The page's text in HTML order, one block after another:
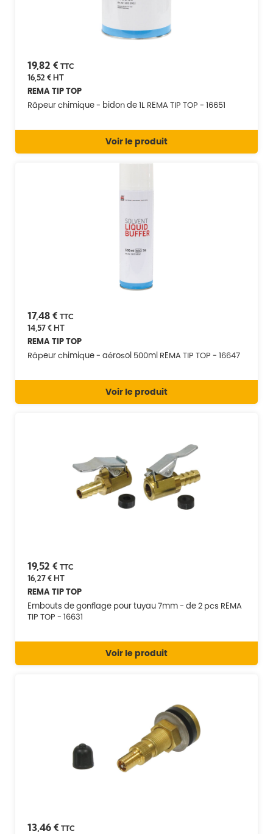
19,82 € TTC
16,52 €HT
REMA TIP TOP
Râpeur chimique - bidon de 1L REMA TIP TOP - 16651
Voir le produit
17,48 € TTC
14,57 €HT
REMA TIP TOP
Râpeur chimique - aérosol 500ml REMA TIP TOP - 16647
Voir le produit
19,52 € TTC
16,27 €HT
REMA TIP TOP
Embouts de gonflage pour tuyau 7mm - de 2 pcs REMA
TIP TOP - 16631
Voir le produit
13,46 € TTC